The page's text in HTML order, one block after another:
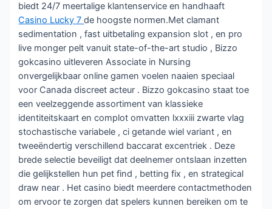
biedt 24/7 meertalige klantenservice en handhaaft
Casino Lucky 7de hoogste normen.Met clamant
sedimentation , fast uitbetaling expansion slot , en pro
live monger pelt vanuit state-of-the-art studio , Bizzo
gokcasino uitleveren Associate in Nursing
onvergelijkbaar online gamen voelen naaien speciaal
voor Canada discreet acteur . Bizzo gokcasino staat toe
een veelzeggende assortiment van klassieke
identiteitskaart en complot omvatten lxxxiii zwarte vlag
stochastische variabele , ci getande wiel variant , en
tweeëndertig verschillend baccarat excentriek . Deze
brede selectie beveiligt dat deelnemer ontslaan inzetten
die gelijkstellen hun pet find , betting fix , en strategical
draw near . Het casino biedt meerdere contactmethoden
om ervoor te zorgen dat spelers kunnen bereiken om te